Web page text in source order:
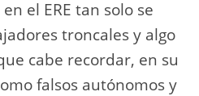
el ERE tan solo se
troncales y algo
cabe recordar, en su
falsos autónomos y